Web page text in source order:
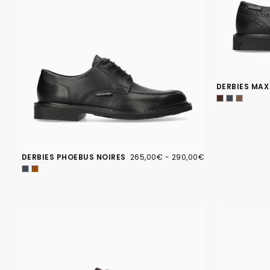
DERBIES PHOEBUS NOIRES 265,00€
PRIX
265,00€ - PRIX
290,00€
DERBIES